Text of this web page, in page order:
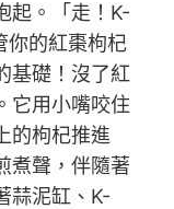
起。「走！K-
你的紅棗枸杞
基礎！沒了紅
它用小嘴咬住
的枸杞推進
煮聲，伴隨著
蒜泥缸、K-